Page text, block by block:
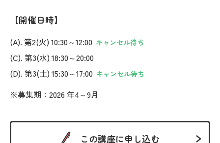
開催日時
(A). 第2(火) 10:30～12:00 キャンセル待ち
(C). 第3(水) 18:30～20:00
(D). 第3(土) 15:30～17:00 キャンセル待ち
※募集期：2026 年4～9月
この講座に申し込む